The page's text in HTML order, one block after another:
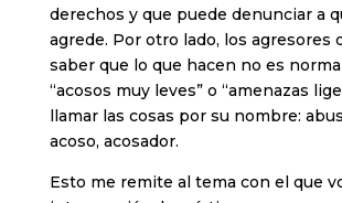
derechos y que puede denunciar a
agrede. Por otro lado, los agresores
saber que lo que hacen no es
“acosos muy leves” o “amenazas
llamar las cosas por su nombre:
acoso, acosador.
Esto me remite al tema con el que